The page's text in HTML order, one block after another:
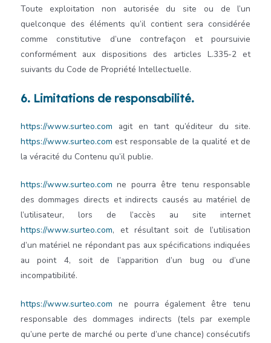
Toute exploitation non autorisée du site ou de l’un
quelconque des éléments qu’il contient sera considérée
comme constitutive d’une contrefaçon et poursuivie
conformément aux dispositions des articles L.335-2 et
suivants du Code de Propriété Intellectuelle.
6. Limitations de responsabilité.
https://www.surteo.com agit en tant qu’éditeur du site.
https://www.surteo.com est responsable de la qualité et de
la véracité du Contenu qu’il publie.
https://www.surteo.com ne pourra être tenu responsable
des dommages directs et indirects causés au matériel de
l’utilisateur, lors de l’accès au site internet
https://www.surteo.com, et résultant soit de l’utilisation
d’un matériel ne répondant pas aux spécifications indiquées
au point 4, soit de l’apparition d’un bug ou d’une
incompatibilité.
https://www.surteo.com ne pourra également être tenu
responsable des dommages indirects (tels par exemple
qu’une perte de marché ou perte d’une chance) consécutifs